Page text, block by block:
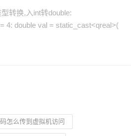
转换,入int转double:
4: double val = static_cast<qreal>(
怎么传到虚拟机访问